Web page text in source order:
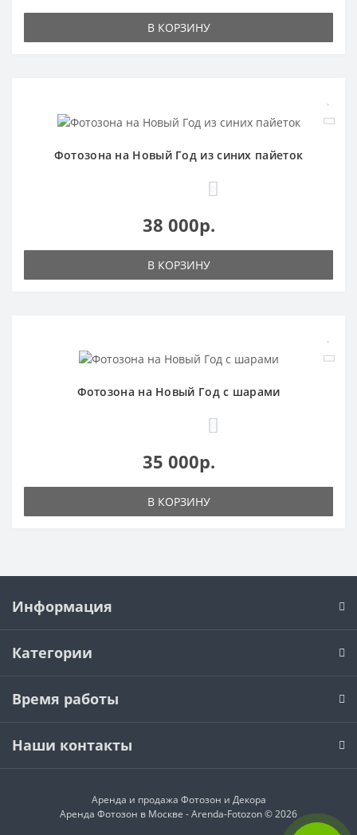
В КОРЗИНУ
Фотозона на Новый Год из синих пайеток
38 000р.
В КОРЗИНУ
Фотозона на Новый Год с шарами
35 000р.
В КОРЗИНУ
Информация
Категории
Время работы
Наши контакты
Аренда и продажа Фотозон и Декора
Аренда Фотозон в Москве - Arenda-Fotozon © 2026